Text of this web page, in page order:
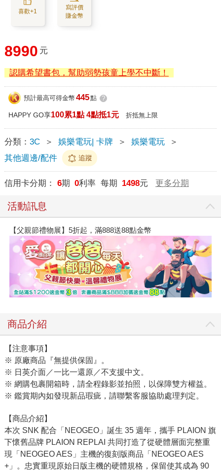
喜歡+1
寫評價
賺金幣
8990 元
認購希望書包，幫助弱勢孩童上學不中斷！
預計最高可得金幣 445點 ?
HAPPY GO享100累1點 4點抵1元 折抵無上限
分類： 3C ＞ 娛樂電玩| 卡牌 ＞ 娛樂電玩
＞
其他週邊/配件
追蹤
信用卡分期： 6期 0利率 每期 1498元 更多分期
活動訊息
【父親節禮物展】5折起，滿888送88點金幣
商品介紹
【注意事項】
※ 原廠商品『無提供保固』。
※ 日英介面／一比一還原／不支援中文。
※ 網購包裹開箱時，請全程錄影並拍照，以保障雙方權益。
※ 鑑賞期內如發現新品瑕疵，請聯繫客服協助處理判定。
【商品介紹】
本次 SNK 配合「NEOGEO」誕生 35 週年，攜手 PLAION 旗
下懷舊品牌 PLAION REPLAI 共同打造了從硬體層面完整重
現「NEOGEO AES」主機的復刻版商品「NEOGEO AES
+」。忠實重現原始日版主機的硬體規格，保留使其成為 90